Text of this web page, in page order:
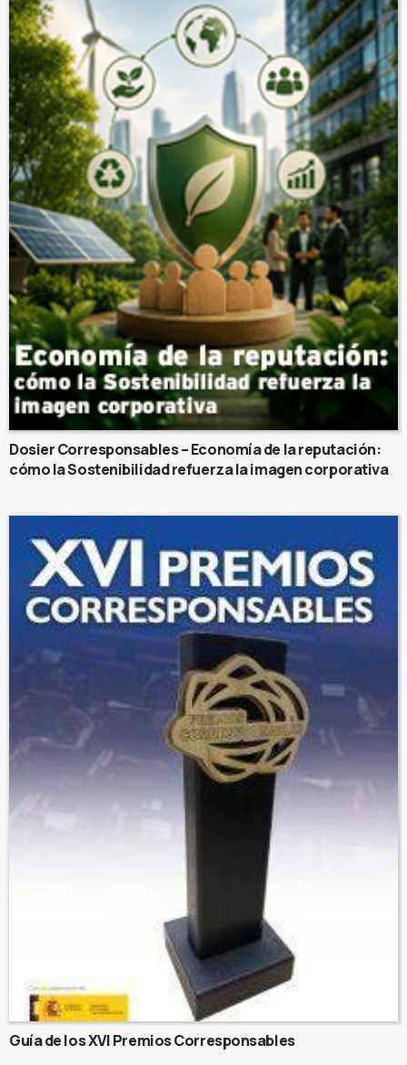
Dosier Corresponsables – Economía de la reputación:
cómo la Sostenibilidad refuerza la imagen corporativa
Guía de los XVI Premios Corresponsables